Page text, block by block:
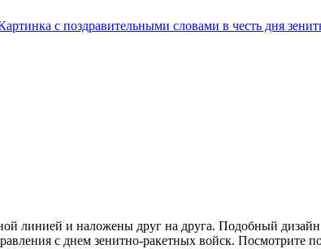
с поздравительными словами в честь дня
линией и наложены друг на друга. Подобный
с днем зенитно-ракетных войск. Посмотрите